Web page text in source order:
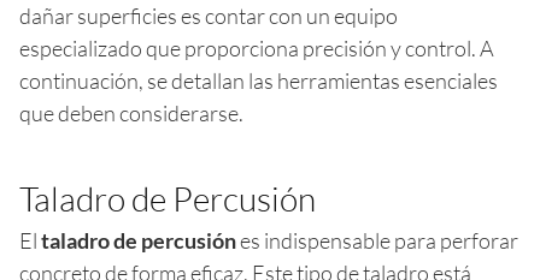
dañar superficies es contar con un equipo
especializado que proporciona precisión y control. A
continuación, se detallan las herramientas esenciales
que deben considerarse.
Taladro de Percusión
Eltaladro de percusiónes indispensable para perforar
concreto de forma eficaz. Este tipo de taladro está